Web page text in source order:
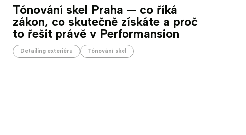
Tónování skel Praha — co říká
zákon, co skutečně získáte a proč
to řešit právě v Performansion
Detailing exteriéru Tónování skel